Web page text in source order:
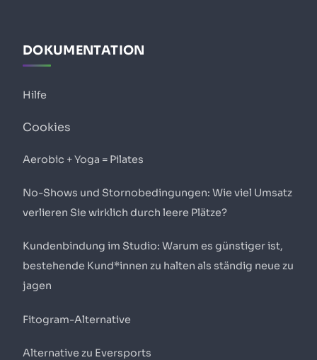
DOKUMENTATION
Hilfe
Cookies
Aerobic + Yoga = Pilates
No-Shows und Stornobedingungen: Wie viel Umsatz
verlieren Sie wirklich durch leere Plätze?
Kundenbindung im Studio: Warum es günstiger ist,
bestehende Kund*innen zu halten als ständig neue zu
jagen
Fitogram-Alternative
Alternative zu Eversports